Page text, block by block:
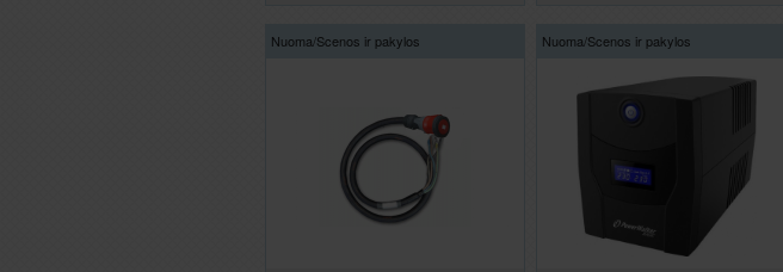
Nuoma/Scenos ir pakylos Nuoma/Scenos ir pakylos